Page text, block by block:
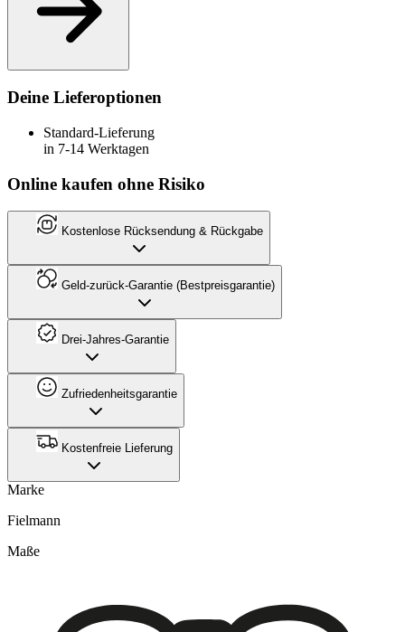
Deine Lieferoptionen
Standard-Lieferung
in 7-14 Werktagen
Online kaufen ohne Risiko
Kostenlose Rücksendung & Rückgabe
Geld-zurück-Garantie (Bestpreisgarantie)
Drei-Jahres-Garantie
Zufriedenheitsgarantie
Kostenfreie Lieferung
Marke
Fielmann
Maße